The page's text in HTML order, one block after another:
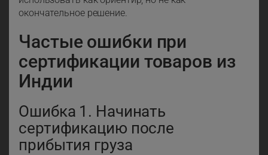
окончательное решение.
Частые ошибки при
сертификации товаров из
Индии
Ошибка 1. Начинать
сертификацию после
прибытия груза